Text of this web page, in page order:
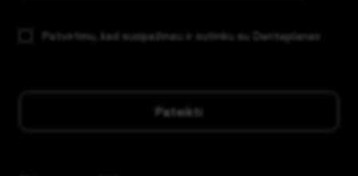
Patvirtinu, kad susipažinau ir sutinku su Dentaplanas
Pateikti